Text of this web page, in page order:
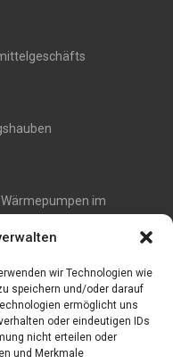
wir Technologien wie
speichern und/oder darauf
ermöglicht uns
oder eindeutigen IDs
nicht erteilen oder
und Merkmale
im
los
Hände